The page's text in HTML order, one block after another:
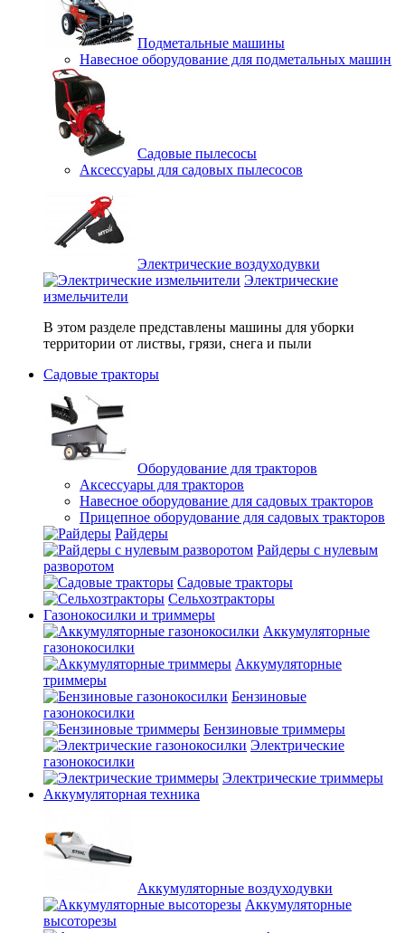
Подметальные машины
Навесное оборудование для подметальных машин
Садовые пылесосы
Аксессуары для садовых пылесосов
Электрические воздуходувки
Электрические
измельчители
В этом разделе представлены машины для уборки
территории от листвы, грязи, снега и пыли
Садовые тракторы
Оборудование для тракторов
Аксессуары для тракторов
Навесное оборудование для садовых тракторов
Прицепное оборудование для садовых тракторов
Райдеры
Райдеры с нулевым
разворотом
Садовые тракторы
Сельхозтракторы
Газонокосилки и триммеры
Аккумуляторные
газонокосилки
Аккумуляторные
триммеры
Бензиновые
газонокосилки
Бензиновые триммеры
Электрические
газонокосилки
Электрические триммеры
Аккумуляторная техника
Аккумуляторные воздуходувки
Аккумуляторные
высоторезы